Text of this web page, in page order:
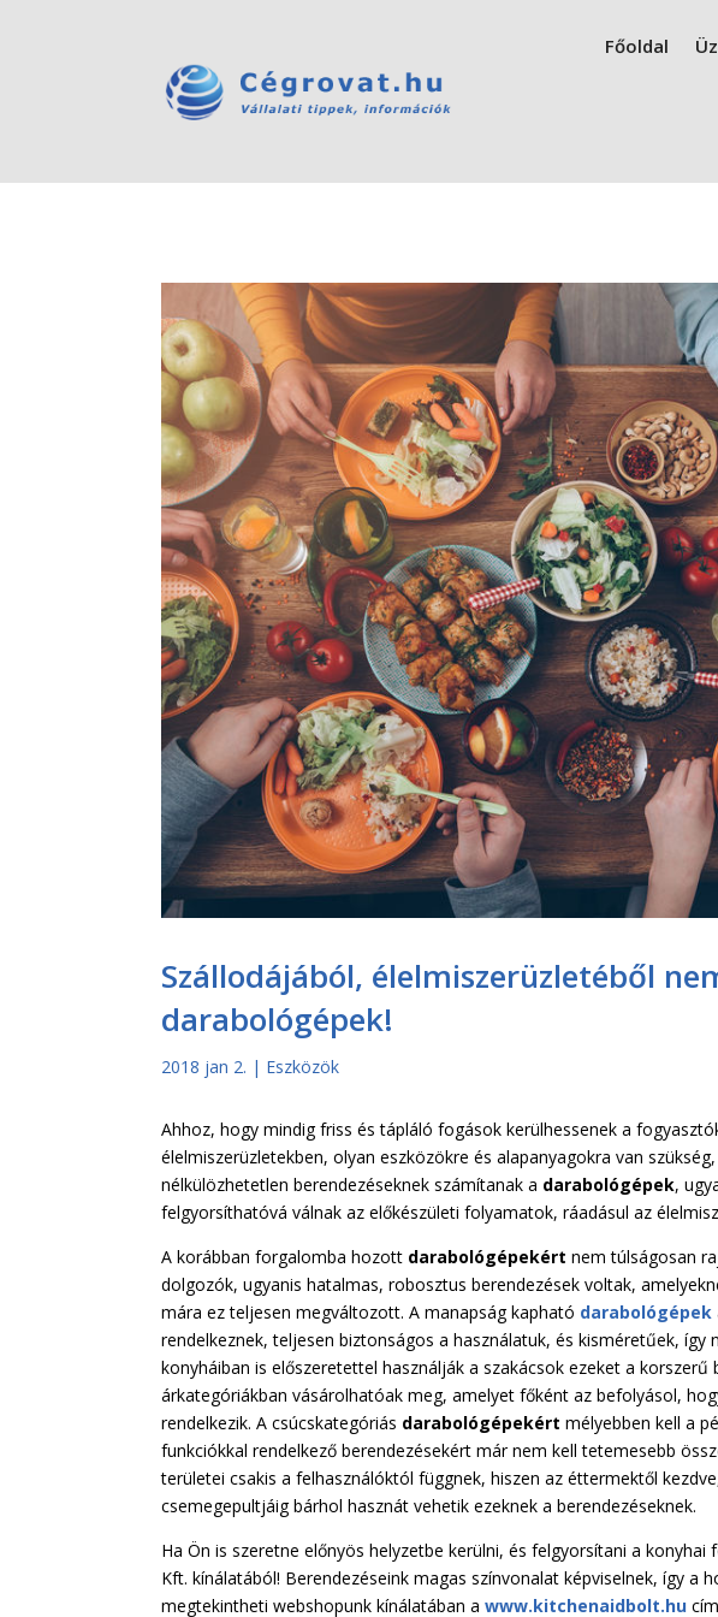
Főoldal
Szállodájából, élelmiszerüzletéből
darabológépek!
2018 jan 2. | Eszközök
Ahhoz, hogy mindig friss és tápláló fogások kerülhessenek a
élelmiszerüzletekben, olyan eszközökre és alapanyagokra van
nélkülözhetetlen berendezéseknek számítanak a darabológépek,
felgyorsíthatóvá válnak az előkészületi folyamatok, ráadásul az
A korábban forgalomba hozott darabológépekért nem túlságosan
dolgozók, ugyanis hatalmas, robosztus berendezések voltak,
mára ez teljesen megváltozott. A manapság kapható darabológépek
rendelkeznek, teljesen biztonságos a használatuk, és kisméretűek,
konyháiban is előszeretettel használják a szakácsok ezeket a korszerű
árkategóriákban vásárolhatóak meg, amelyet főként az befolyásol,
rendelkezik. A csúcskategóriás darabológépekért mélyebben kell a
funkciókkal rendelkező berendezésekért már nem kell tetemesebb
területei csakis a felhasználóktól függnek, hiszen az éttermektől
csemegepultjáig bárhol hasznát vehetik ezeknek a berendezéseknek.
Ha Ön is szeretne előnyös helyzetbe kerülni, és felgyorsítani a
Kft. kínálatából! Berendezéseink magas színvonalat képviselnek, így a
megtekintheti webshopunk kínálatában awww.kitchenaidbolt.hu